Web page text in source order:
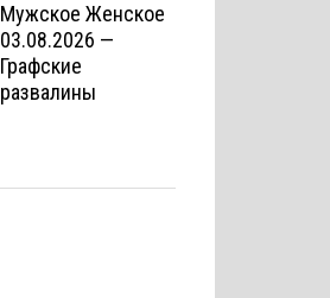
Мужское Женское
03.08.2026 —
Графские
развалины